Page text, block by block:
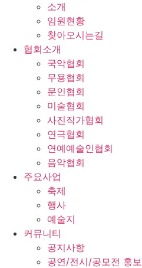
소개
임원현황
찾아오시는길
협회소개
국악협회
무용협회
문인협회
미술협회
사진작가협회
연극협회
연예예술인협회
음악협회
주요사업
축제
행사
예술지
커뮤니티
공지사항
공연/전시/공모전 홍보